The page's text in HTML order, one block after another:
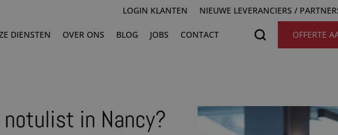
LOGIN KLANTEN NIEUWE LEVERANCIERS /
DIENSTEN OVER ONS BLOG JOBS CONTACT OFFERTE
notulist in Nancy?